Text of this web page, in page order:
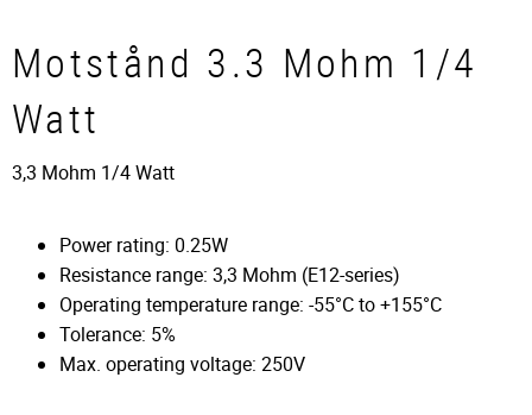
Motstånd 3.3 Mohm 1/4
Watt
3,3 Mohm 1/4 Watt
Power rating: 0.25W
Resistance range: 3,3 Mohm (E12-series)
Operating temperature range: -55°C to +155°C
Tolerance: 5%
Max. operating voltage: 250V